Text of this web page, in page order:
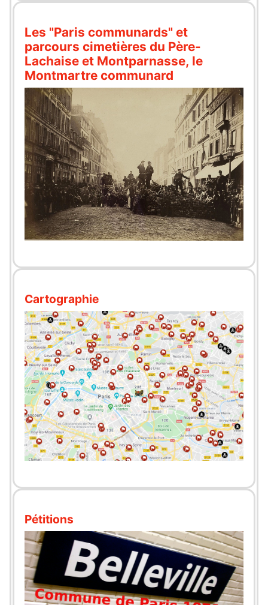
Les "Paris communards" et
parcours cimetières du Père-
Lachaise et Montparnasse, le
Montmartre communard
Cartographie
Pétitions